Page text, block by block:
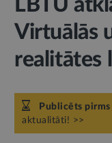
LBTU
Virtuālās
realitātes
Publicēts pirms
aktualitāti! >>